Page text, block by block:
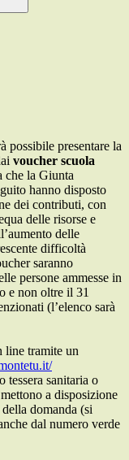
possibile presentare la
voucher scuola
che la Giunta
hanno disposto
dei contributi, con
delle risorse e
delle
difficoltà
saranno
persone ammesse in
e non oltre il 31
(l’elenco sarà
line tramite un
tessera sanitaria o
a disposizione
domanda (si
dal numero verde